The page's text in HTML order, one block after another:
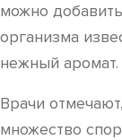
можно
организма
нежный аромат.
Врачи
множество